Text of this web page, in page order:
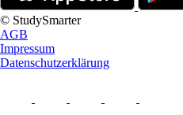
© StudySmarter
AGB
Impressum
Datenschutzerklärung